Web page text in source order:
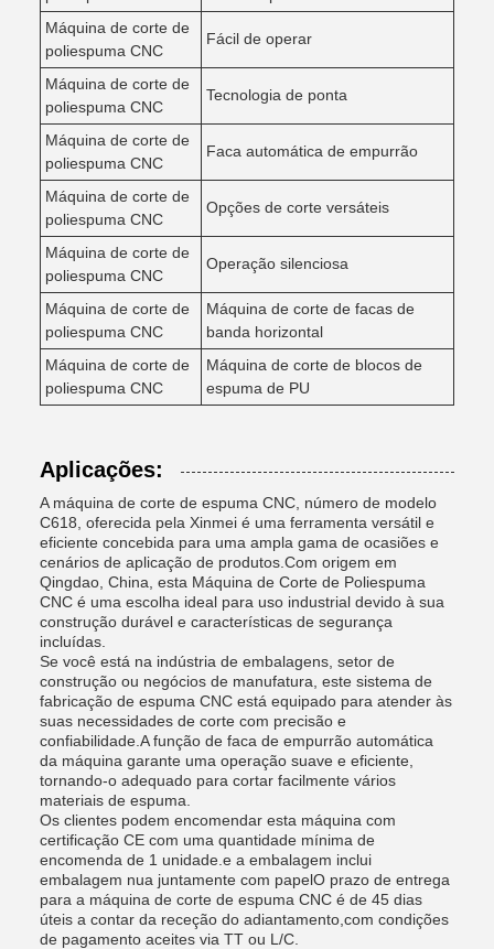
Máquina de corte de
poliespuma CNC
Fácil de operar
Máquina de corte de
poliespuma CNC
Tecnologia de ponta
Máquina de corte de
poliespuma CNC
Faca automática de empurrão
Máquina de corte de
poliespuma CNC
Opções de corte versáteis
Máquina de corte de
poliespuma CNC
Operação silenciosa
Máquina de corte de
poliespuma CNC
Máquina de corte de facas de
banda horizontal
Máquina de corte de
poliespuma CNC
Máquina de corte de blocos de
espuma de PU
Aplicações:
A máquina de corte de espuma CNC, número de modelo
C618, oferecida pela Xinmei é uma ferramenta versátil e
eficiente concebida para uma ampla gama de ocasiões e
cenários de aplicação de produtos.Com origem em
Qingdao, China, esta Máquina de Corte de Poliespuma
CNC é uma escolha ideal para uso industrial devido à sua
construção durável e características de segurança
incluídas.
Se você está na indústria de embalagens, setor de
construção ou negócios de manufatura, este sistema de
fabricação de espuma CNC está equipado para atender às
suas necessidades de corte com precisão e
confiabilidade.A função de faca de empurrão automática
da máquina garante uma operação suave e eficiente,
tornando-o adequado para cortar facilmente vários
materiais de espuma.
Os clientes podem encomendar esta máquina com
certificação CE com uma quantidade mínima de
encomenda de 1 unidade.e a embalagem inclui
embalagem nua juntamente com papelO prazo de entrega
para a máquina de corte de espuma CNC é de 45 dias
úteis a contar da receção do adiantamento,com condições
de pagamento aceites via TT ou L/C.